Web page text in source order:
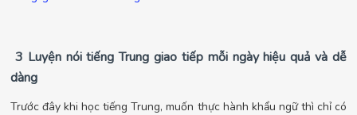
3 Luyện nói tiếng Trung giao tiếp mỗi ngày hiệu quả và dễ
dàng
Trước đây khi học tiếng Trung, muốn thực hành khẩu ngữ thì chỉ có